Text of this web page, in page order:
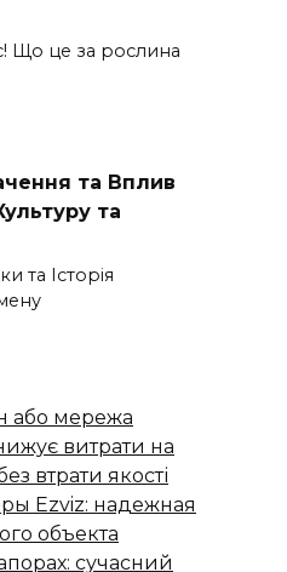
Що це за рослина
та Вплив
та
та Історія
або мережа
витрати на
втрати якості
Ezviz: надежная
объекта
сучасний